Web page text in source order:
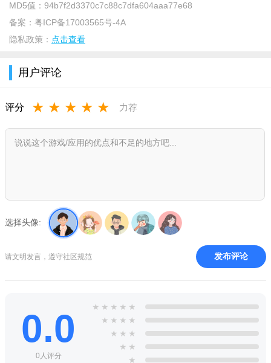
软件特色
1、多品类产品全部上线,全健康生活启动，美宝丰富的再生产
2、产品特价，会员日等促销丰富多彩，让您畅享优惠
MD5值： 94b7f2d3370c7c88c7dfa604aaa77e68
备案： 粤ICP备17003565号-4A
隐私政策： 点击查看
用户评论
评分 ★ ★ ★ ★ ★ 力荐
选择头像:
请文明发言，遵守社区规范 发布评论
0.0
0人评分
★ ★ ★ ★ ★
★ ★ ★ ★
★ ★ ★
★ ★
★